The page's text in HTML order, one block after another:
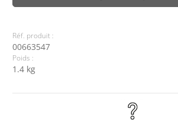
Réf. produit :
00663547
Poids :
1.4 kg